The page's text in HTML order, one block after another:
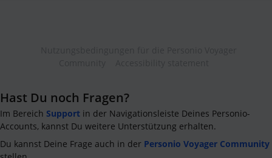
Hast Du noch Fragen?
Im Bereich Support in der Navigationsleiste Deines Personio-
Accounts, kannst Du weitere Unterstützung erhalten.
Du kannst Deine Frage auch in der Personio Voyager Community